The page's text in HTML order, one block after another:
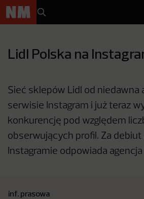
Lidl Polska na
Sieć sklepów Lidl od
serwisie Instagram i już teraz
konkurencję pod względem
obserwujących profil. Za debiut
Instagramie odpowiada
inf. prasowa